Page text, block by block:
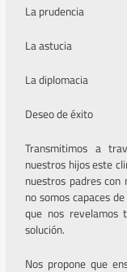
La prudencia
La astucia
La diplomacia
Deseo de éxito
Transmitimos a
nuestros hijos este
nuestros padres
no somos capaces
que nos revelamos
solución.
Nos propone que